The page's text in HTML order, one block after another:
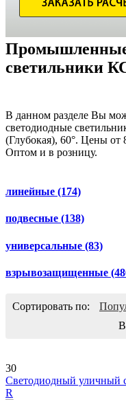
Промышленные
светильники
В данном разделе Вы
светодиодные
(Глубокая), 60°. Цены от
Оптом и в розницу.
линейные (174)
подвесные (138)
универсальные (83)
взрывозащищенные
Сортировать по:
30
Светодиодный уличный
R